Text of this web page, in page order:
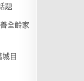
題
全齡家
目